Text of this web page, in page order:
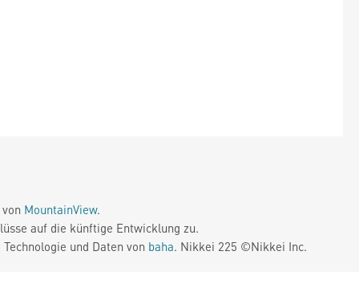
MountainView.
auf die künftige Entwicklung zu.
und Daten von baha. Nikkei 225 ©Nikkei Inc.